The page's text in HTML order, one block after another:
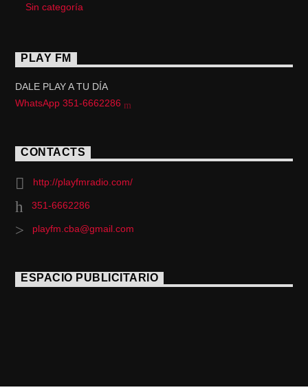
Sin categoría
PLAY FM
DALE PLAY A TU DÍA
WhatsApp 351-6662286
CONTACTS
http://playfmradio.com/
351-6662286
playfm.cba@gmail.com
ESPACIO PUBLICITARIO